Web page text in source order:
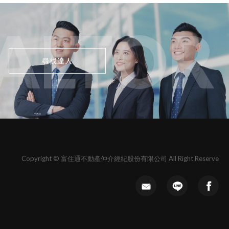
尋找達人
Copyright © 富住通不動產仲介經紀股份有限公司 All Right Reserve